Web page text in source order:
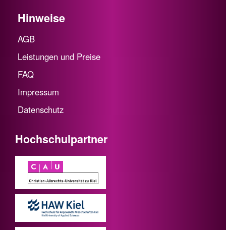
Hinweise
AGB
Leistungen und Preise
FAQ
Impressum
Datenschutz
Hochschulpartner